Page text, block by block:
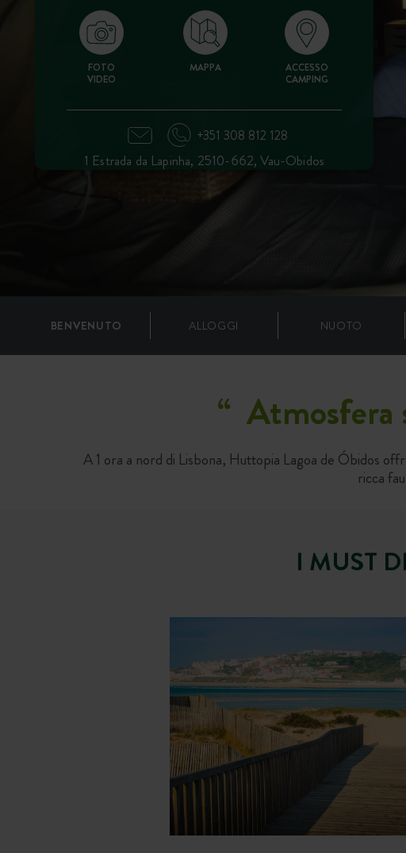
FOTO
VIDEO
MAPPA
ACCESSO
CAMPING
+351 308 812 128
1 Estrada da Lapinha, 2510-662, Vau-Obidos
BENVENUTO ALLOGGI NUOTO
“ Atmosfera
A 1 ora a nord di Lisbona, Huttopia Lagoa de Óbidos
ricca
I MUST